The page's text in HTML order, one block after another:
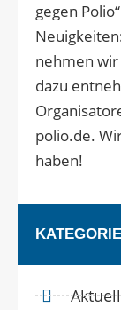
gegen
nehmen
dazu
polio.de.
haben!